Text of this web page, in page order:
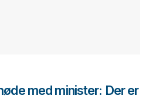
med minister: Der er